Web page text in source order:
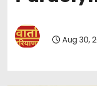
Aug 30,